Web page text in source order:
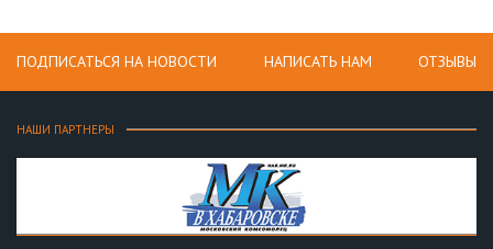
ПОДПИСАТЬСЯ НА НОВОСТИ НАПИСАТЬ НАМ ОТЗЫВЫ
НАШИ ПАРТНЕРЫ